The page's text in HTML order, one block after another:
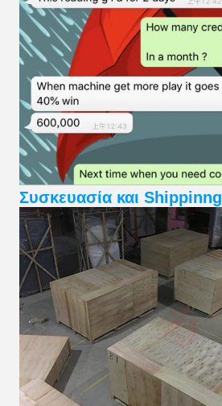
Συσκευασία και Shippinng